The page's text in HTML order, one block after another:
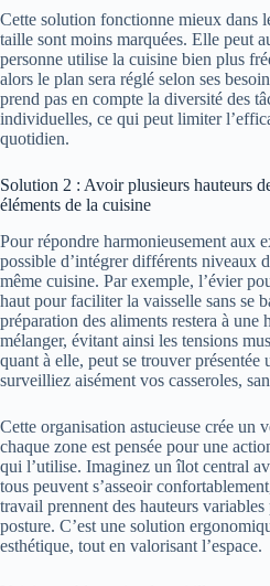
Cette solution fonctionne mieux dans
taille sont moins marquées. Elle peut
personne utilise la cuisine bien plus
alors le plan sera réglé selon ses
prend pas en compte la diversité des
individuelles, ce qui peut limiter
quotidien.
Solution 2 : Avoir plusieurs hauteurs
éléments de la cuisine
Pour répondre harmonieusement aux
possible d’intégrer différents niveaux
même cuisine. Par exemple, l’évier
haut pour faciliter la vaisselle sans se
préparation des aliments restera à
mélanger, évitant ainsi les tensions
quant à elle, peut se trouver
surveilliez aisément vos casseroles,
Cette organisation astucieuse crée un
chaque zone est pensée pour une
qui l’utilise. Imaginez un îlot central
tous peuvent s’asseoir
travail prennent des hauteurs
posture. C’est une solution
esthétique, tout en valorisant l’espace.